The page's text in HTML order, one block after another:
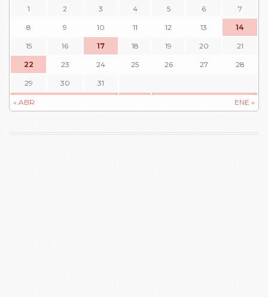
« ABR ENE »
1 2 3 4 5 6 7
8 9 10 11 12 13 14
15 16 17 18 19 20 21
22 23 24 25 26 27 28
29 30 31